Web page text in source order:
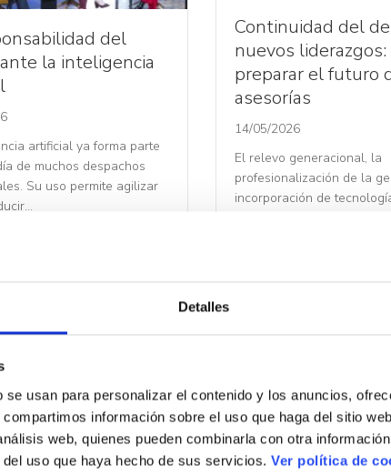
Detalles
usan para personalizar el contenido y los anuncios,
información sobre el uso que haga del sitio
web, quienes pueden combinarla con otra
uso que haya hecho de sus servicios. Ver política de
del
la inteligencia
artificial ya forma parte
de muchos despachos
Su uso permite agilizar
Continuidad del
nuevos liderazgos:
preparar el futuro
asesorías
14/05/2026
El relevo generacional, la
profesionalización de la
incorporación de
Siguiente »